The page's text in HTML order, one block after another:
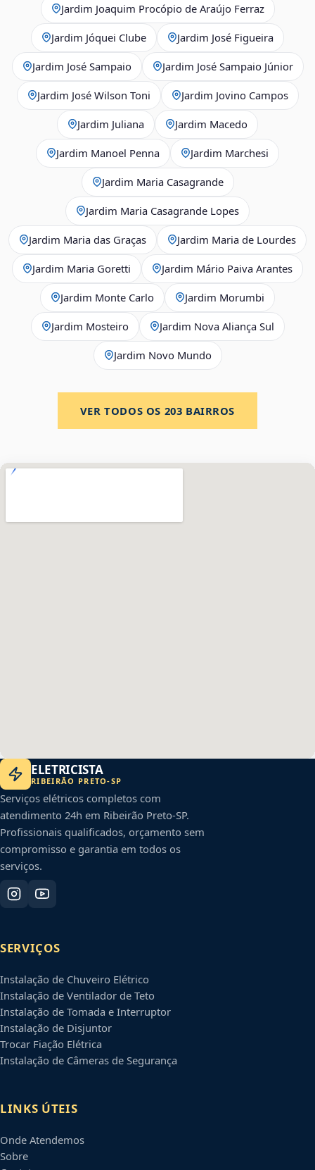
Jardim Joaquim Procópio de Araújo Ferraz
Jardim Jóquei Clube Jardim José Figueira
Jardim José Sampaio Jardim José Sampaio Júnior
Jardim José Wilson Toni Jardim Jovino Campos
Jardim Juliana Jardim Macedo
Jardim Manoel Penna Jardim Marchesi
Jardim Maria Casagrande
Jardim Maria Casagrande Lopes
Jardim Maria das Graças Jardim Maria de Lourdes
Jardim Maria Goretti Jardim Mário Paiva Arantes
Jardim Monte Carlo Jardim Morumbi
Jardim Mosteiro Jardim Nova Aliança Sul
Jardim Novo Mundo
VER TODOS OS 203 BAIRROS
ELETRICISTA
RIBEIRÃO PRETO-SP
Serviços elétricos completos com
atendimento 24h em Ribeirão Preto-SP.
Profissionais qualificados, orçamento sem
compromisso e garantia em todos os
serviços.
SERVIÇOS
Instalação de Chuveiro Elétrico
Instalação de Ventilador de Teto
Instalação de Tomada e Interruptor
Instalação de Disjuntor
Trocar Fiação Elétrica
Instalação de Câmeras de Segurança
LINKS ÚTEIS
Onde Atendemos
Sobre